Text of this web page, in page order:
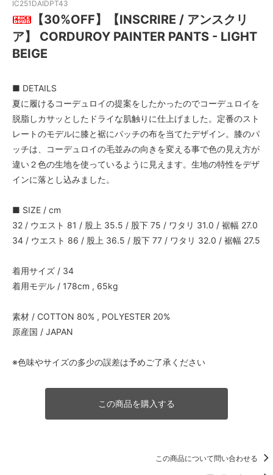
IC251DAIDPT43
【30%OFF】【INSCRIRE / アンスクリ
ア】 CORDUROY PAINTER PANTS - LIGHT
BEIGE
■ DETAILS
夏に履けるコーデュロイの提案をしたかったのでコーデュロイを
脱脂しカサッとしたドライな肌触りに仕上げました。定番のスト
レートのモデルに膝と裾にパッチの布を当てたデザイン。膝のパ
ッチは、コーデュロイの毛並みの向きを変える事で色の見え方が
違い２色の生地を使っているように見えます。生地の特性をデザ
インに落とし込みました。
■ SIZE / cm
32 / ウエスト 81 / 股上 35.5 / 股下 75 / ワタリ 31.0 / 裾幅 27.0
34 / ウエスト 86 / 股上 36.5 / 股下 77 / ワタリ 32.0 / 裾幅 27.5
着用サイズ / 34
着用モデル / 178cm , 65kg
素材 / COTTON 80% , POLYESTER 20%
原産国 / JAPAN
※色味やサイズの多少の誤差は予めご了承ください
この商品を購入する
この商品について問い合わせる